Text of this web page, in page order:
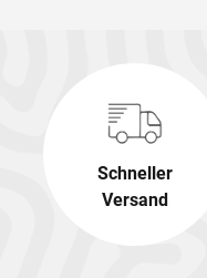
Schneller
Versand